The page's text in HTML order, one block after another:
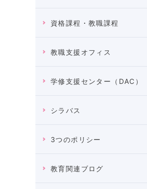
資格課程・教職課程
教職支援オフィス
学修支援センター（DAC）
シラバス
3つのポリシー
教育関連ブログ